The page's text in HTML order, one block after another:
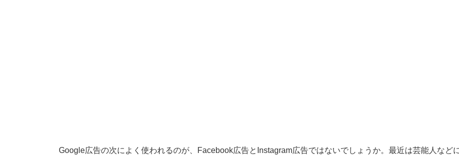
Google広告の次によく使われるのが、Facebook広告とInstagram広告ではないでしょうか。最近は芸能人など